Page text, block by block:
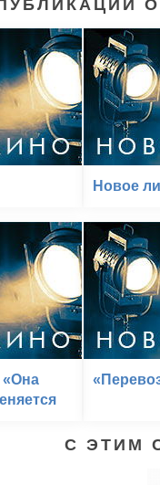
Новое
«Она
С ЭТИМ